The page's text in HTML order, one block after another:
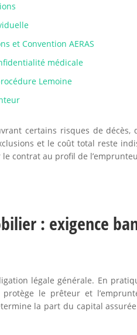
et Convention AERAS
médicale
Lemoine
certains risques de décès,
et le coût total reste
contrat au profil de
: exigence
légale générale. En
le prêteur et
la part du capital